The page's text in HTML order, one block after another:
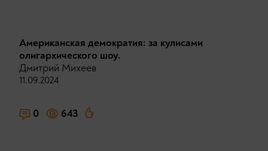
Американская демократия: за кулисами
олигархического шоу.
Дмитрий Михеев
11.09.2024
0 643